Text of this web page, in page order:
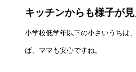
キッチンからも様子が
小学校低学年以下の小さいうちは
ば、ママも安心ですね。